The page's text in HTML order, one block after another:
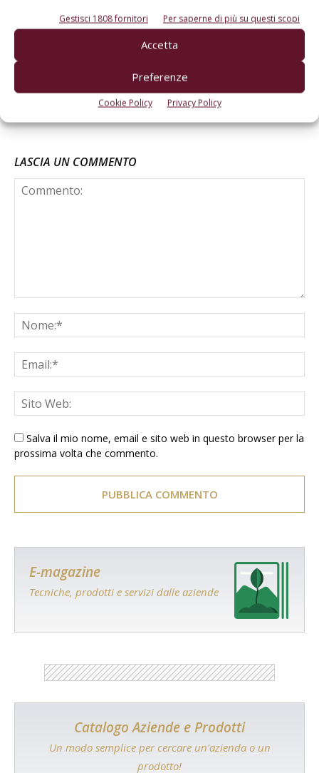
Gestisci 1808 fornitori Per saperne di più su questi scopi
Accetta
Preferenze
Cookie Policy Privacy Policy
Sostenibilità, driver da governare?
LASCIA UN COMMENTO
Salva il mio nome, email e sito web in questo browser per la
prossima volta che commento.
E-magazine
Tecniche, prodotti e servizi dalle aziende
Catalogo Aziende e Prodotti
Un modo semplice per cercare un'azienda o un
prodotto!